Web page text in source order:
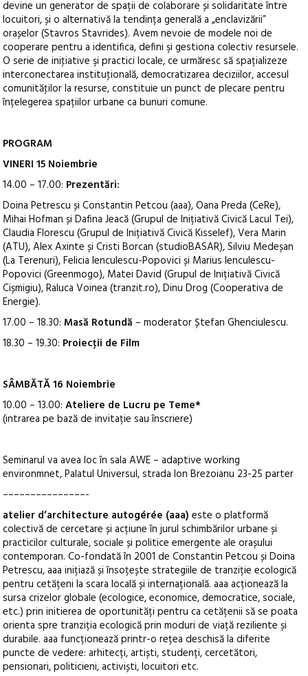
devine un generator de spații de colaborare și solidaritate între
locuitori, și o alternativă la tendința generală a „enclavizării”
orașelor (Stavros Stavrides). Avem nevoie de modele noi de
cooperare pentru a identifica, defini şi gestiona colectiv resursele.
O serie de iniţiative şi practici locale, ce urmăresc să spațializeze
interconectarea instituţională, democratizarea deciziilor, accesul
comunităţilor la resurse, constituie un punct de plecare pentru
înțelegerea spațiilor urbane ca bunuri comune.
PROGRAM
VINERI 15 Noiembrie
14.00 – 17.00: Prezentări:
Doina Petrescu și Constantin Petcou (aaa), Oana Preda (CeRe),
Mihai Hofman și Dafina Jeacă (Grupul de Inițiativă Civică Lacul Tei),
Claudia Florescu (Grupul de Inițiativă Civică Kisselef), Vera Marin
(ATU), Alex Axinte și Cristi Borcan (studioBASAR), Silviu Medeșan
(La Terenuri), Felicia Ienculescu-Popovici și Marius Ienculescu-
Popovici (Greenmogo), Matei David (Grupul de Inițiativă Civică
Cișmigiu), Raluca Voinea (tranzit.ro), Dinu Drog (Cooperativa de
Energie).
17.00 – 18.30:Masă Rotundă – moderator Ștefan Ghenciulescu.
18.30 – 19.30: Proiecţii de Film
SÂMBĂTĂ 16 Noiembrie
10.00 – 13.00:Ateliere de Lucru pe Teme*
(intrarea pe bază de invitație sau înscriere)
Seminarul va avea loc în sala AWE – adaptive working
environmnet, Palatul Universul, strada Ion Brezoianu 23-25 parter
–––––––––––––––-
atelier d’architecture autogérée (aaa) este o platformă
colectivă de cercetare și acțiune în jurul schimbărilor urbane și
practicilor culturale, sociale și politice emergente ale orașului
contemporan. Co-fondată în 2001 de Constantin Petcou și Doina
Petrescu, aaa inițiază și însoțește strategiile de tranziție ecologică
pentru cetățeni la scara locală și internațională. aaa acționează la
sursa crizelor globale (ecologice, economice, democratice, sociale,
etc.) prin initierea de oportunități pentru ca cetățenii să se poata
orienta spre tranziția ecologică prin moduri de viață reziliente și
durabile. aaa funcționează printr-o rețea deschisă la diferite
puncte de vedere: arhitecți, artiști, studenți, cercetători,
pensionari, politicieni, activiști, locuitori etc.